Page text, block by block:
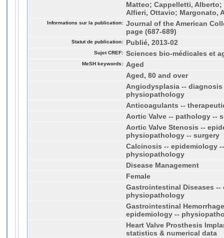
Matteo; Cappelletti,
Alfieri, Ottavio; Margonato,
Informations sur la publication: Journal of the American
page (687-689)
Statut de publication: Publié, 2013-02
Sujet CREF: Sciences bio-médicales et
MeSH keywords:
Aged
Aged, 80 and over
Angiodysplasia --
physiopathology
Anticoagulants --
Aortic Valve -- pathology --
Aortic Valve Stenosis --
physiopathology -- surgery
Calcinosis -- epidemiology
physiopathology
Disease Management
Female
Gastrointestinal Diseases --
physiopathology
Gastrointestinal
epidemiology --
Heart Valve Prosthesis
statistics & numerical data